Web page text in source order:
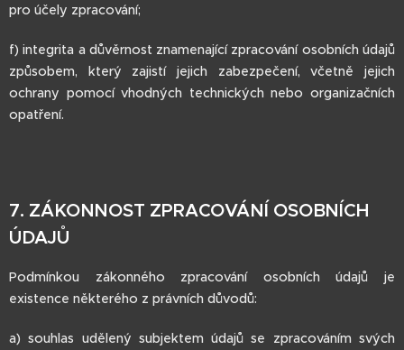
pro účely zpracování;
f) integrita a důvěrnost znamenající zpracování osobních údajů
způsobem, který zajistí jejich zabezpečení, včetně jejich
ochrany pomocí vhodných technických nebo organizačních
opatření.
7. ZÁKONNOST ZPRACOVÁNÍ OSOBNÍCH
ÚDAJŮ
Podmínkou zákonného zpracování osobních údajů je
existence některého z právních důvodů:
a) souhlas udělený subjektem údajů se zpracováním svých